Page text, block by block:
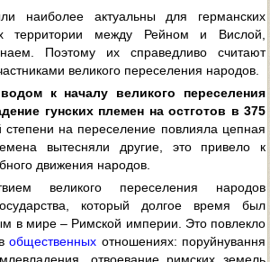
наиболее актуальны для германских
территории между Рейном и Вислой,
Поэтому их справедливо считают
великого переселения народов.
к началу великого переселения
гунских племен на остготов в 375
степени на переселение повлияла цепная
вытесняли другие, это привело к
движения народов.
великого переселения народов
который долгое время был
в мире – Римской империи. Это повлекло
общественных отношениях: поруйнування